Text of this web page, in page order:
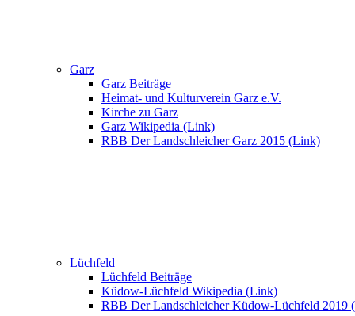
Garz
Garz Beiträge
Heimat- und Kulturverein Garz e.V.
Kirche zu Garz
Garz Wikipedia (Link)
RBB Der Landschleicher Garz 2015 (Link)
Lüchfeld
Lüchfeld Beiträge
Küdow-Lüchfeld Wikipedia (Link)
RBB Der Landschleicher Küdow-Lüchfeld 2019